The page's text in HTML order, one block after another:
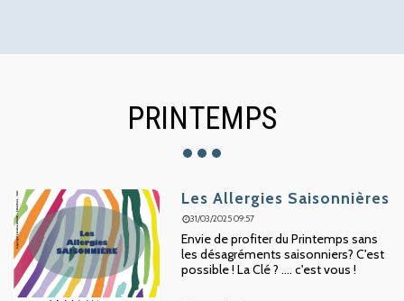
PRINTEMPS
Les Allergies Saisonnières
31/03/2025 09:57
Envie de profiter du Printemps sans
les désagréments saisonniers? C'est
possible ! La Clé ? .... c'est vous !